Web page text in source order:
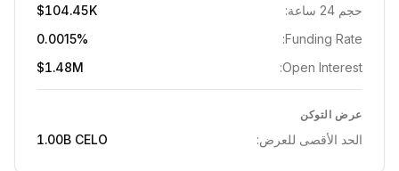
حجم 24 ساعة:
$104.45K
Funding Rate:
0.0015%
Open Interest:
$1.48M
عرض التوكن
الحد الأقصى للعرض: 1.00B CELO